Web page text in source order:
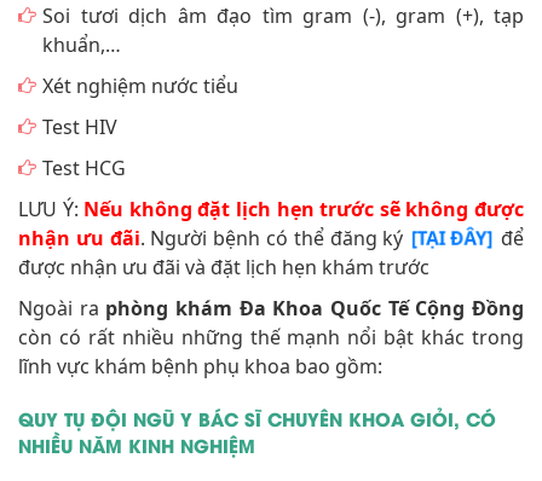
Soi tươi dịch âm đạo tìm gram (-), gram (+), tạp
khuẩn,…
Xét nghiệm nước tiểu
Test HIV
Test HCG
LƯU Ý: Nếu không đặt lịch hẹn trước sẽ không được
nhận ưu đãi. Người bệnh có thể đăng ký [TẠI ĐÂY] để
được nhận ưu đãi và đặt lịch hẹn khám trước
Ngoài ra phòng khám Đa Khoa Quốc Tế Cộng Đồng
còn có rất nhiều những thế mạnh nổi bật khác trong
lĩnh vực khám bệnh phụ khoa bao gồm:
QUY TỤ ĐỘI NGŨ Y BÁC SĨ CHUYÊN KHOA GIỎI, CÓ
NHIỀU NĂM KINH NGHIỆM